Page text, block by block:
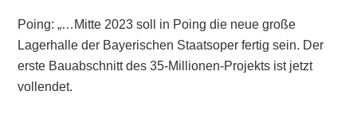
Poing: „…Mitte 2023 soll in Poing die neue große
Lagerhalle der Bayerischen Staatsoper fertig sein. Der
erste Bauabschnitt des 35-Millionen-Projekts ist jetzt
vollendet.